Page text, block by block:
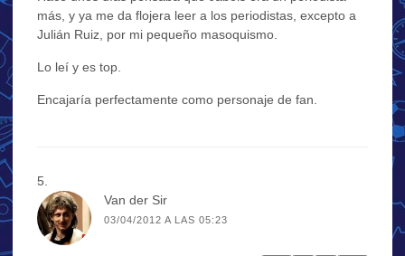
más, y ya me da flojera leer a los periodistas, excepto a
Julián Ruiz, por mi pequeño masoquismo.
Lo leí y es top.
Encajaría perfectamente como personaje de fan.
Van der Sir
03/04/2012 A LAS 05:23